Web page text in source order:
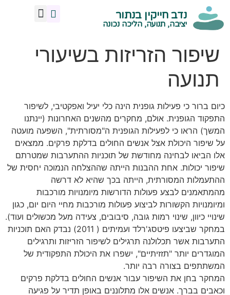
נדב חייקין בנתור
יציבה, תנועה, הליכה נכונה
שיפור הזריזות בשיעורי
תנועה
כיום ברור כי פעילות גופנית הינה כלי יעיל ואפקטיבי, לשיפור
התפקוד הגופנית. אולם, מחקרים מהשנים האחרונות (יינתנו
המשך) הראו כי לפעילות הגופנית ה"מסורתית", השפעה מועטה
על שיפור היכולת אצל אנשים החולים בדלקת פרקים. ממצאים
אלו הביאו לבחינה מחודשת של תוכניות ההתערבות שמטרתם
שיפור יכולות. אחת ההבנות הייתה שההצלחה הנמוכה יחסית של
ההתעמלות המסורתית, הייתה בכך שהיא לא דרשה
מהמתאמנים לבצע פעולות הדורשות מיומנויות מורכבות
ומיומנויות הקשורות לביצוע פעולות מורכבות מחיי היום יום, כגון
שינויי כיוון, שינוי רמות גובה, סיבובים, צעידה מעל מכשולים ועוד).
במחקר שביצעו פיטסג'רלד ועמיתים ( 2011) נבדק האם תוכניות
התערבות אשר תכלולנה תרגילים לשיפור הזריזות ותרגילים
המוגדרים יותר "תזזיתיים", ישפרו את היכולת התפקודית של
המשתתפים בצורה רבה יותר.
המחקר בחן את השיפור עבור אנשים החולים בדלקת פרקים
וכאבים בברך. אנשים אלו מתלוננים באופן תדיר על פגיעה